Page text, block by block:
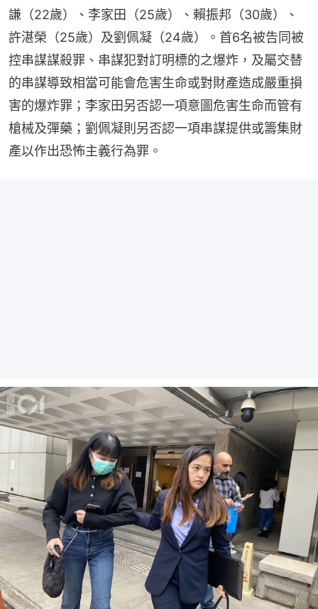
謙（22歲）、李家田（25歲）、賴振邦（30歲）、
許湛榮（25歲）及劉佩凝（24歲）。首6名被告同被
控串謀謀殺罪、串謀犯對訂明標的之爆炸，及屬交替
的串謀導致相當可能會危害生命或對財產造成嚴重損
害的爆炸罪；李家田另否認一項意圖危害生命而管有
槍械及彈藥；劉佩凝則另否認一項串謀提供或籌集財
產以作出恐怖主義行為罪。